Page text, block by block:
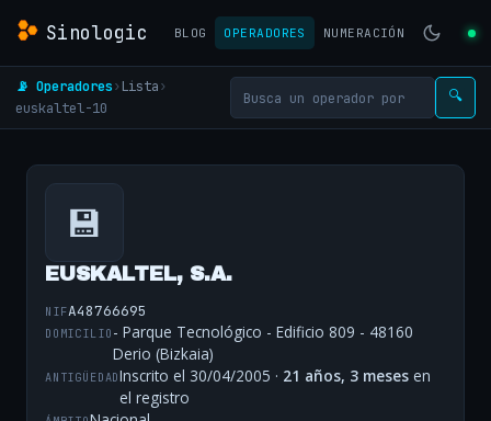
Sinologic BLOG OPERADORES NUMERACIÓN
📡 Operadores› Lista›
euskaltel-10
🔍
💾
EUSKALTEL, S.A.
NIFA48766695
DOMICILIO - Parque Tecnológico - Edificio 809 - 48160
Derio (Bizkaia)
ANTIGÜEDADInscrito el 30/04/2005 · 21 años, 3 meses en
el registro